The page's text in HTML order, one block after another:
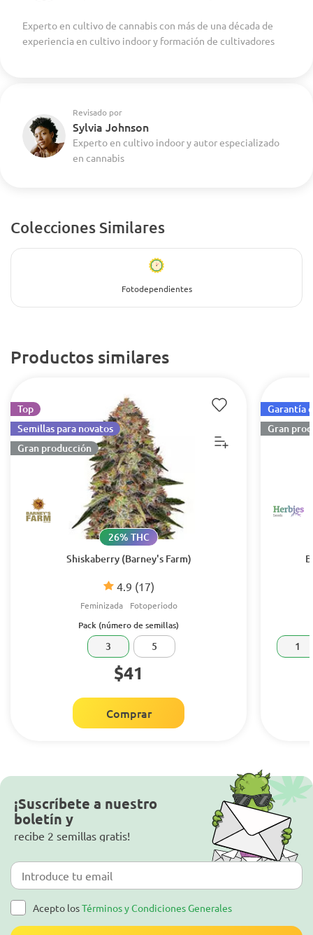
Experto en cultivo de cannabis con más de una década de
experiencia en cultivo indoor y formación de cultivadores
Revisado por
Sylvia Johnson
Experto en cultivo indoor y autor especializado
en cannabis
Colecciones Similares
Fotodependientes
Productos similares
Shiskaberry (Barney's Farm)
4.9 (17)
26% THC
Feminizada Fotoperiodo
Top
Semillas para novatos
Gran producción
Pack (número de semillas)
3 5
$41
Comprar
Garantía
Gran
1
¡Suscríbete a nuestro
boletín y
recibe 2 semillas gratis!
Acepto losTérminos y Condiciones Generales